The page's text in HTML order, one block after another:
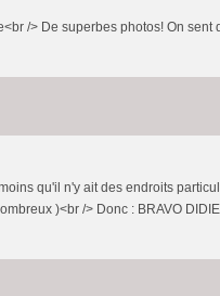
/> De superbes photos! On sent
qu'il n'y ait des endroits
)<br /> Donc : BRAVO